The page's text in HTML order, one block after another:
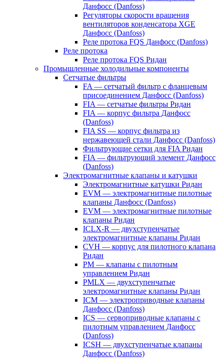
Данфосс (Danfoss)
Регуляторы скорости вращения
вентиляторов конденсатора XGE
Данфосс (Danfoss)
Реле протока FQS Данфосс (Danfoss)
Реле протока
Реле протока FQS Ридан
Промышленные холодильные компоненты
Сетчатые фильтры
FA — сетчатый фильтр с фланцевым
присоединением Данфосс (Danfoss)
FIA — сетчатые фильтры Ридан
FIA — корпус фильтра Данфосс
(Danfoss)
FIA SS — корпус фильтра из
нержавеющей стали Данфосс (Danfoss)
Фильтрующие сетки для FIA Ридан
FIA — фильтрующий элемент Данфосс
(Danfoss)
Электромагнитные клапаны и катушки
Электромагнитные катушки Ридан
EVM — электромагнитные пилотные
клапаны Данфосс (Danfoss)
EVM — электромагнитные пилотные
клапаны Ридан
ICLX-R — двухступенчатые
электромагнитные клапаны Ридан
CVH — корпус для пилотного клапана
Ридан
PM — клапаны с пилотным
управлением Ридан
PMLX — двухступенчатые
электромагнитные клапаны Ридан
ICM — электроприводные клапаны
Данфосс (Danfoss)
ICS — сервоприводные клапаны с
пилотным управлением Данфосс
(Danfoss)
ICSH — двухступенчатые клапаны
Данфосс (Danfoss)